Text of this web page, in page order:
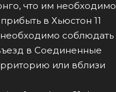
что им необходимо
в Хьюстон 11
соблюдать
в Соединенные
или вблизи